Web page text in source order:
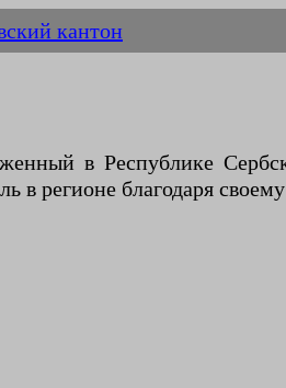
кантон
в Республике
регионе благодаря